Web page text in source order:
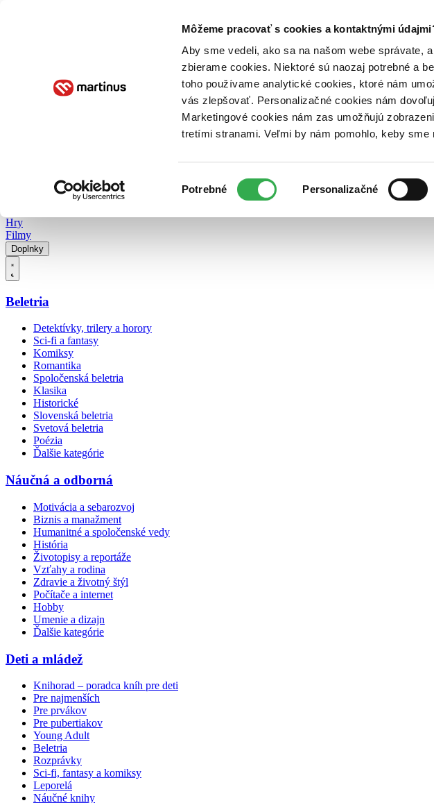
Môžeme pracovať s cookies a kontaktnými
Aby sme vedeli, ako sa na našom webe správate,
zbierame cookies. Niektoré sú naozaj potrebné a
toho používame analytické cookies, ktoré nám
vás zlepšovať. Personalizačné cookies nám
Marketingové cookies nám zas umožňujú
tretími stranami. Veľmi by nám pomohlo, keby
súhlasu
Potrebné Personalizačné
Poukážky Kontakt
Hry
Filmy
Doplnky
Beletria
Detektívky, trilery a horory
Sci-fi a fantasy
Komiksy
Romantika
Spoločenská beletria
Klasika
Historické
Slovenská beletria
Svetová beletria
Poézia
Ďalšie kategórie
Náučná a odborná
Motivácia a sebarozvoj
Biznis a manažment
Humanitné a spoločenské vedy
História
Životopisy a reportáže
Vzťahy a rodina
Zdravie a životný štýl
Počítače a internet
Hobby
Umenie a dizajn
Ďalšie kategórie
Deti a mládež
Knihorad – poradca kníh pre deti
Pre najmenších
Pre prvákov
Pre pubertiakov
Young Adult
Beletria
Rozprávky
Sci-fi, fantasy a komiksy
Leporelá
Náučné knihy